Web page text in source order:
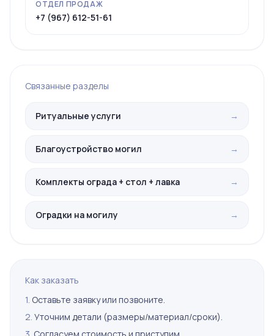
ОТДЕЛ ПРОДАЖ
+7 (967) 612-51-61
Связанные разделы
Ритуальные услуги →
Благоустройство могил →
Комплекты ограда + стол + лавка →
Оградки на могилу →
Как заказать
1. Оставьте заявку или позвоните.
2. Уточним детали (размеры/материал/сроки).